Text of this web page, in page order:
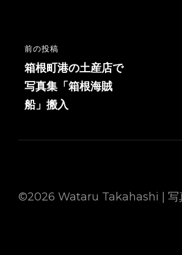
投
稿
ナ
ビ
ョ
前
の
投
稿
前の投稿
箱根町港の土産店で
写真集「箱根海賊
船」搬入
©2026 Wataru Takahashi | 写